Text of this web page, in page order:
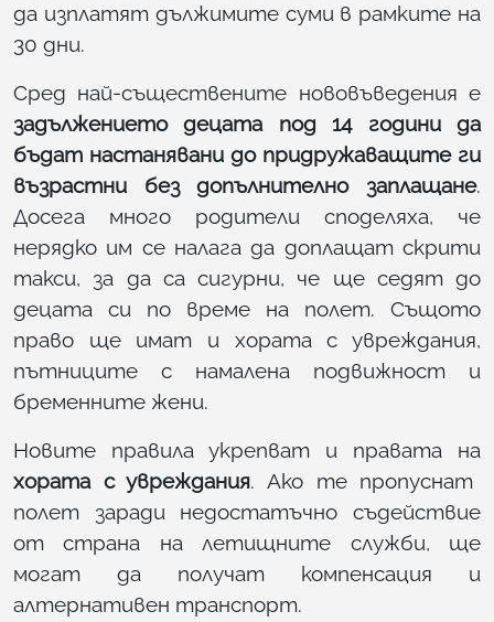
да изплатят дължимите суми в рамките на
30 дни.
Сред най-съществените нововъведения е
задължението децата под 14 години да
бъдат настанявани до придружаващите ги
възрастни без допълнително заплащане.
Досега много родители споделяха, че
нерядко им се налага да доплащат скрити
такси, за да са сигурни, че ще седят до
децата си по време на полет. Същото
право ще имат и хората с увреждания,
пътниците с намалена подвижност и
бременните жени.
Новите правила укрепват и правата на
хората с увреждания. Ако те пропуснат
полет заради недостатъчно съдействие
от страна на летищните служби, ще
могат да получат компенсация и
алтернативен транспорт.